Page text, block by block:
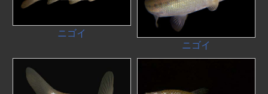
ニゴイ
ニゴイ